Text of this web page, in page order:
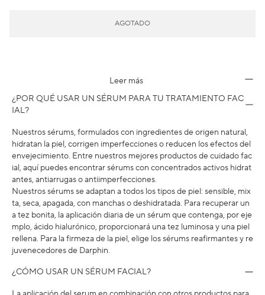
AGOTADO
Leer más
¿POR QUÉ USAR UN SÉRUM PARA TU TRATAMIENTO FAC
IAL?
Nuestros sérums, formulados con ingredientes de origen natural,
hidratan la piel, corrigen imperfecciones o reducen los efectos del
envejecimiento. Entre nuestros mejores productos de cuidado fac
ial, aquí puedes encontrar sérums con concentrados activos hidrat
antes, antiarrugas o antiimperfecciones.
Nuestros sérums se adaptan a todos los tipos de piel: sensible, mix
ta, seca, apagada, con manchas o deshidratada. Para recuperar un
a tez bonita, la aplicación diaria de un sérum que contenga, por eje
mplo, ácido hialurónico, proporcionará una tez luminosa y una piel
rellena. Para la firmeza de la piel, elige los sérums reafirmantes y re
juvenecedores de Darphin.
¿CÓMO USAR UN SÉRUM FACIAL?